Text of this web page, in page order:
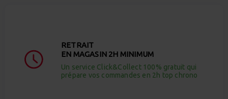
RETRAIT
EN MAGASIN 2H MINIMUM
Un service Click&Collect 100% gratuit qui
prépare vos commandes en 2h top chrono